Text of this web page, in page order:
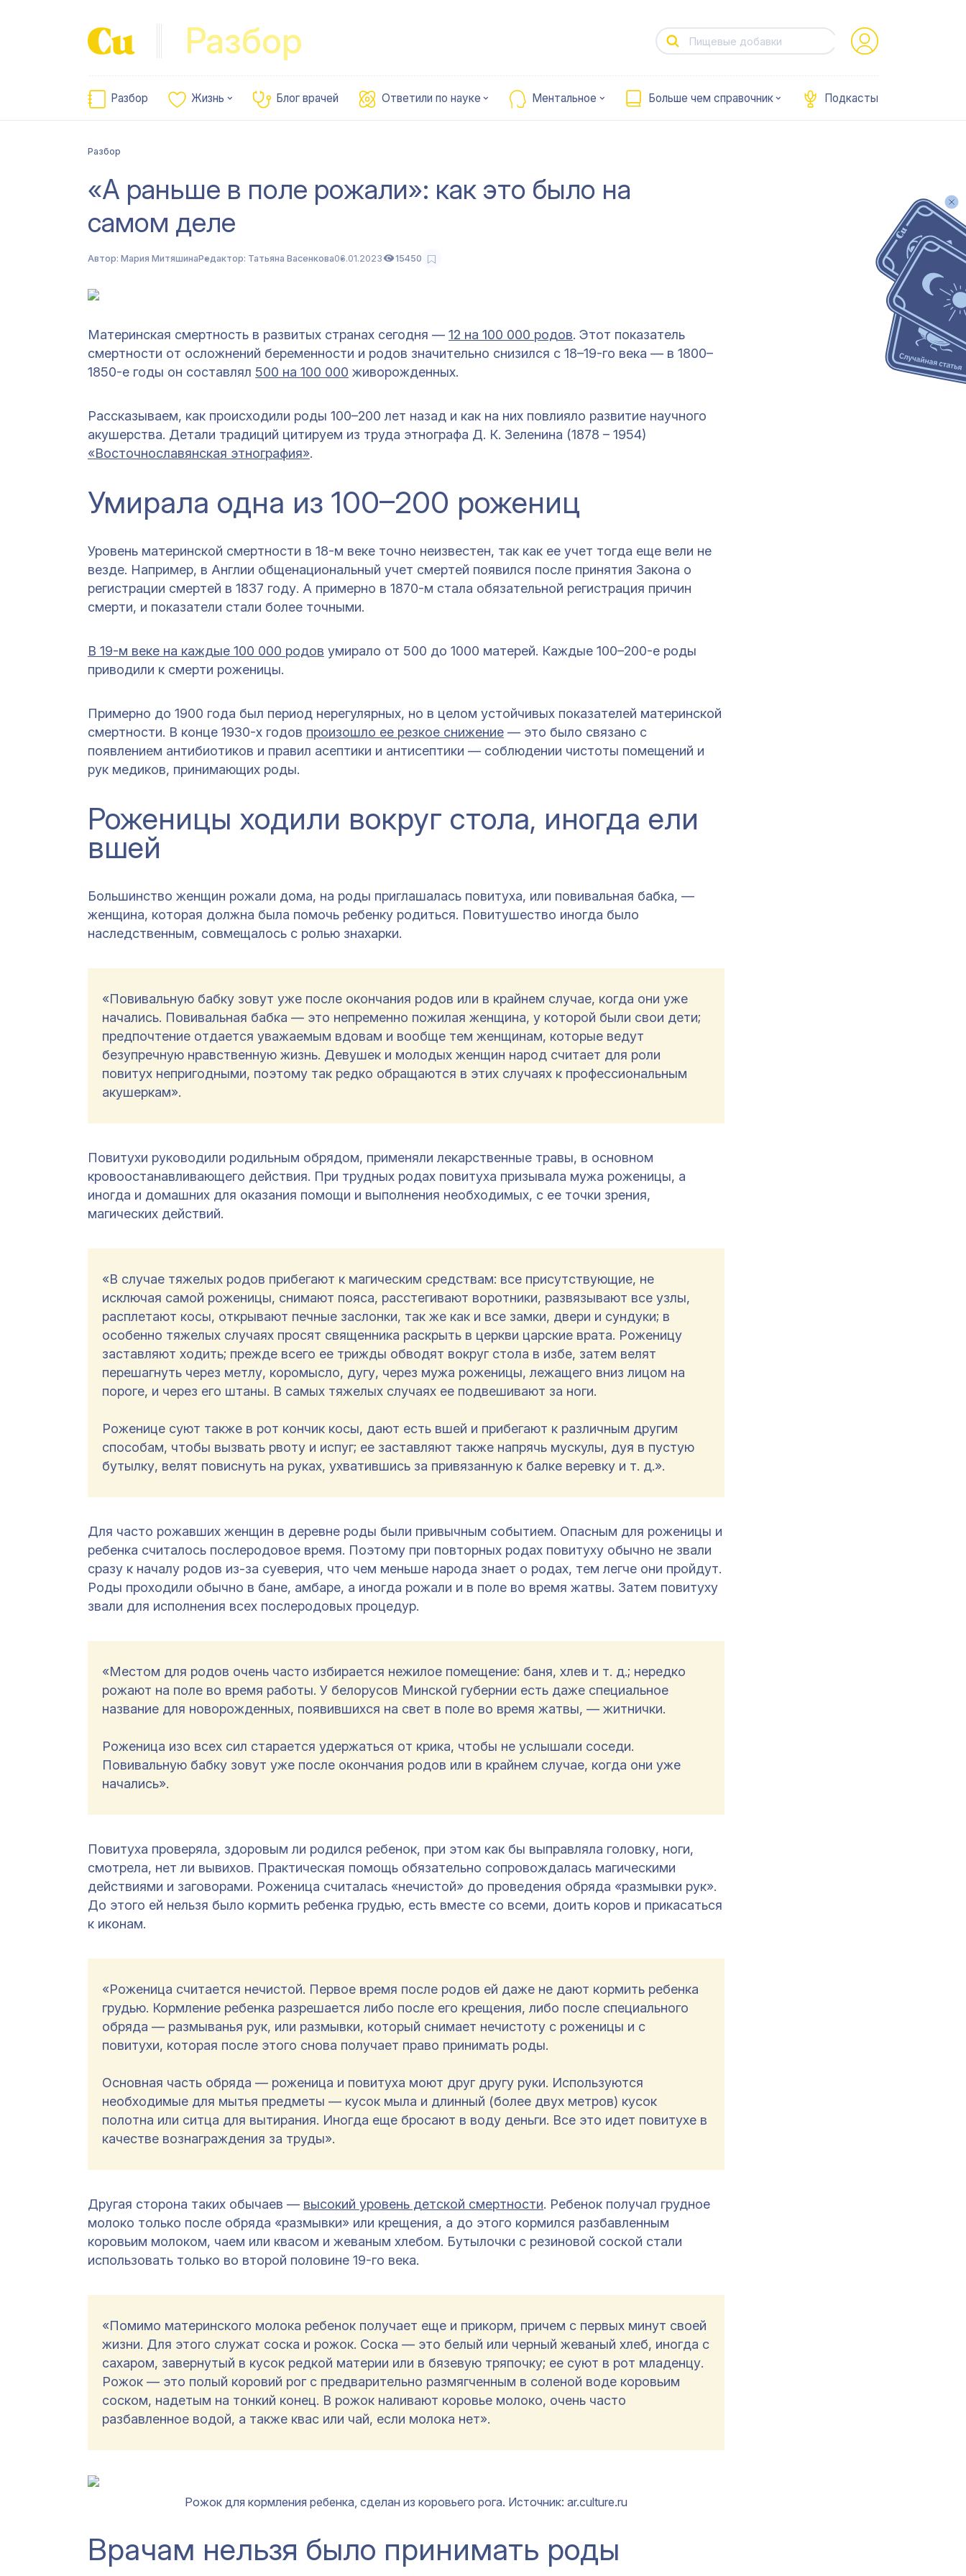
Разбор
Разбор Жизнь Блог врачей Ответили по науке Ментальное Больше чем справочник Подкасты
Разбор
«А раньше в поле рожали»: как это было на
самом деле
Автор: Мария МитяшинаРедактор: Татьяна Васенкова06.01.2023 15450
Материнская смертность в развитых странах сегодня — 12 на 100 000 родов. Этот показатель
смертности от осложнений беременности и родов значительно снизился с 18–19-го века — в 1800–
1850-е годы он составлял 500 на 100 000 живорожденных.
Рассказываем, как происходили роды 100–200 лет назад и как на них повлияло развитие научного
акушерства. Детали традиций цитируем из труда этнографа Д. К. Зеленина (1878 – 1954)
«Восточнославянская этнография».
Умирала одна из 100–200 рожениц
Уровень материнской смертности в 18-м веке точно неизвестен, так как ее учет тогда еще вели не
везде. Например, в Англии общенациональный учет смертей появился после принятия Закона о
регистрации смертей в 1837 году. А примерно в 1870-м стала обязательной регистрация причин
смерти, и показатели стали более точными.
В 19-м веке на каждые 100 000 родов умирало от 500 до 1000 матерей. Каждые 100–200-е роды
приводили к смерти роженицы.
Примерно до 1900 года был период нерегулярных, но в целом устойчивых показателей материнской
смертности. В конце 1930-х годов произошло ее резкое снижение — это было связано с
появлением антибиотиков и правил асептики и антисептики — соблюдении чистоты помещений и
рук медиков, принимающих роды.
Роженицы ходили вокруг стола, иногда ели
вшей
Большинство женщин рожали дома, на роды приглашалась повитуха, или повивальная бабка, —
женщина, которая должна была помочь ребенку родиться. Повитушество иногда было
наследственным, совмещалось с ролью знахарки.
«Повивальную бабку зовут уже после окончания родов или в крайнем случае, когда они уже
начались. Повивальная бабка — это непременно пожилая женщина, у которой были свои дети;
предпочтение отдается уважаемым вдовам и вообще тем женщинам, которые ведут
безупречную нравственную жизнь. Девушек и молодых женщин народ считает для роли
повитух непригодными, поэтому так редко обращаются в этих случаях к профессиональным
акушеркам».
Повитухи руководили родильным обрядом, применяли лекарственные травы, в основном
кровоостанавливающего действия. При трудных родах повитуха призывала мужа роженицы, а
иногда и домашних для оказания помощи и выполнения необходимых, с ее точки зрения,
магических действий.
«В случае тяжелых родов прибегают к магическим средствам: все присутствующие, не
исключая самой роженицы, снимают пояса, расстегивают воротники, развязывают все узлы,
расплетают косы, открывают печные заслонки, так же как и все замки, двери и сундуки; в
особенно тяжелых случаях просят священника раскрыть в церкви царские врата. Роженицу
заставляют ходить; прежде всего ее трижды обводят вокруг стола в избе, затем велят
перешагнуть через метлу, коромысло, дугу, через мужа роженицы, лежащего вниз лицом на
пороге, и через его штаны. В самых тяжелых случаях ее подвешивают за ноги.
Роженице суют также в рот кончик косы, дают есть вшей и прибегают к различным другим
способам, чтобы вызвать рвоту и испуг; ее заставляют также напрячь мускулы, дуя в пустую
бутылку, велят повиснуть на руках, ухватившись за привязанную к балке веревку и т. д.».
Для часто рожавших женщин в деревне роды были привычным событием. Опасным для роженицы и
ребенка считалось послеродовое время. Поэтому при повторных родах повитуху обычно не звали
сразу к началу родов из-за суеверия, что чем меньше народа знает о родах, тем легче они пройдут.
Роды проходили обычно в бане, амбаре, а иногда рожали и в поле во время жатвы. Затем повитуху
звали для исполнения всех послеродовых процедур.
«Местом для родов очень часто избирается нежилое помещение: баня, хлев и т. д.; нередко
рожают на поле во время работы. У белорусов Минской губернии есть даже специальное
название для новорожденных, появившихся на свет в поле во время жатвы, — житнички.
Роженица изо всех сил старается удержаться от крика, чтобы не услышали соседи.
Повивальную бабку зовут уже после окончания родов или в крайнем случае, когда они уже
начались».
Повитуха проверяла, здоровым ли родился ребенок, при этом как бы выправляла головку, ноги,
смотрела, нет ли вывихов. Практическая помощь обязательно сопровождалась магическими
действиями и заговорами. Роженица считалась «нечистой» до проведения обряда «размывки рук».
До этого ей нельзя было кормить ребенка грудью, есть вместе со всеми, доить коров и прикасаться
к иконам.
«Роженица считается нечистой. Первое время после родов ей даже не дают кормить ребенка
грудью. Кормление ребенка разрешается либо после его крещения, либо после специального
обряда — размыванья рук, или размывки, который снимает нечистоту с роженицы и с
повитухи, которая после этого снова получает право принимать роды.
Основная часть обряда — роженица и повитуха моют друг другу руки. Используются
необходимые для мытья предметы — кусок мыла и длинный (более двух метров) кусок
полотна или ситца для вытирания. Иногда еще бросают в воду деньги. Все это идет повитухе в
качестве вознаграждения за труды».
Другая сторона таких обычаев — высокий уровень детской смертности. Ребенок получал грудное
молоко только после обряда «размывки» или крещения, а до этого кормился разбавленным
коровьим молоком, чаем или квасом и жеваным хлебом. Бутылочки с резиновой соской стали
использовать только во второй половине 19-го века.
«Помимо материнского молока ребенок получает еще и прикорм, причем с первых минут своей
жизни. Для этого служат соска и рожок. Соска — это белый или черный жеваный хлеб, иногда с
сахаром, завернутый в кусок редкой материи или в бязевую тряпочку; ее суют в рот младенцу.
Рожок — это полый коровий рог с предварительно размягченным в соленой воде коровьим
соском, надетым на тонкий конец. В рожок наливают коровье молоко, очень часто
разбавленное водой, а также квас или чай, если молока нет».
Рожок для кормления ребенка, сделан из коровьего рога. Источник: ar.culture.ru
Врачам нельзя было принимать роды